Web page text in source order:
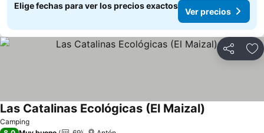
Elige fechas para ver los precios exactos
Ver precios
Compartir
Camping
Las Catalinas Ecológicas (El Maizal)